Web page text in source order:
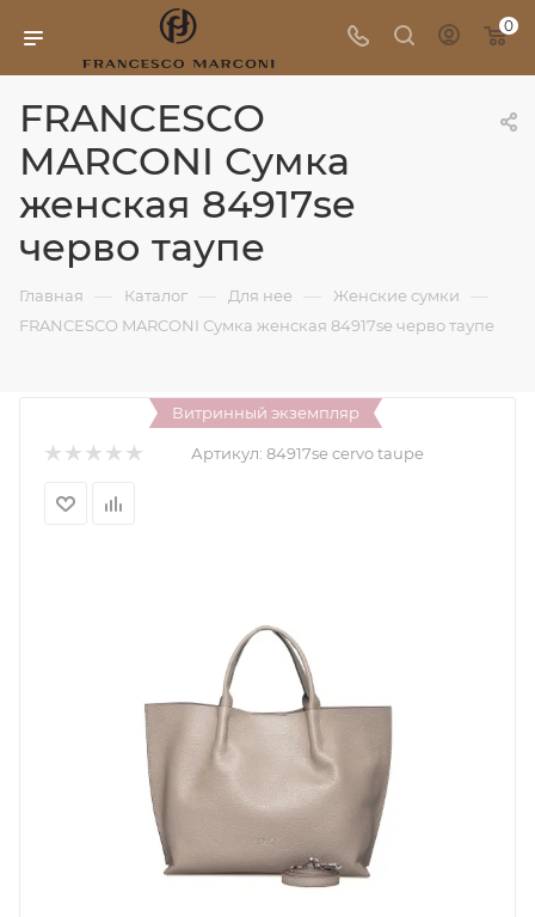
0
FRANCESCO
MARCONI Сумка
женская 84917se
черво таупе
Главная — Каталог — Для нее — Женские сумки —
FRANCESCO MARCONI Сумка женская 84917se черво таупе
Витринный экземпляр
Артикул: 84917se cervo taupe